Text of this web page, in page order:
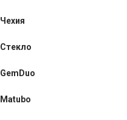
Чехия
Стекло
GemDuo
Matubo